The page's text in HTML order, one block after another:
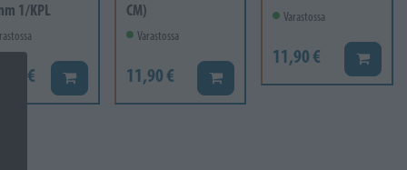
1/KPL
€ Lisää koriin
CM)
Varastossa
11,90 € Lisää koriin
Varastossa
11,90 € Lisää